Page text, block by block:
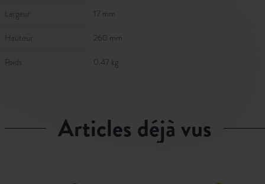
Largeur 17 mm
Hauteur 260 mm
Poids 0.47 kg
articles déjà vus